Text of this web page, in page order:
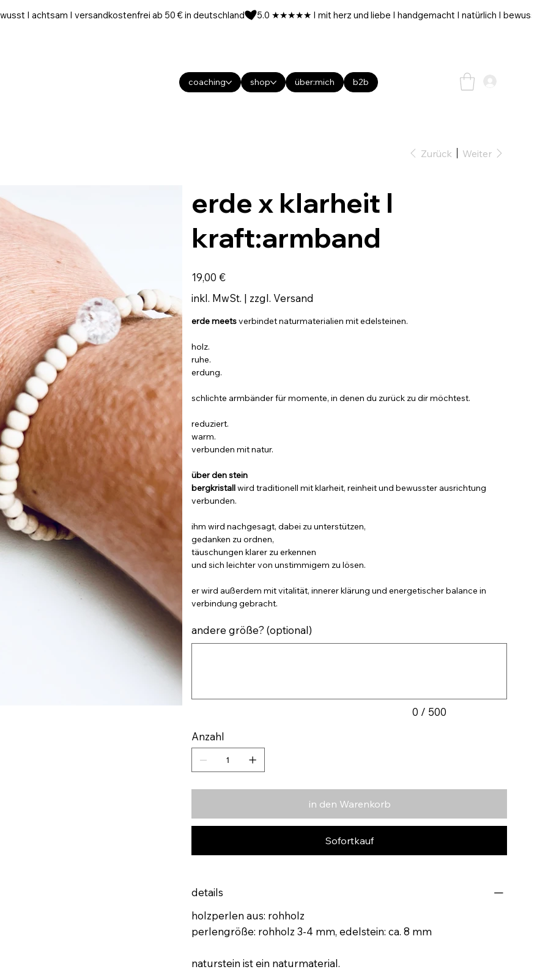
I achtsam I versandkostenfrei ab 50 € in deutschland
coaching shop über:mich b2b
Zurück Weiter
erde x klarheit I
kraft:armband
Preis
19,00 €
inkl. MwSt. | zzgl. Versand
erde meetsverbindet naturmaterialien mit edelsteinen.
holz.
ruhe.
erdung.
schlichte armbänder für momente, in denen du zurück zu dir möchtest.
reduziert.
warm.
verbunden mit natur.
über den stein
bergkristallwird traditionell mit klarheit, reinheit und bewusster ausrichtung
verbunden.
ihm wird nachgesagt, dabei zu unterstützen,
gedanken zu ordnen,
täuschungen klarer zu erkennen
und sich leichter von unstimmigem zu lösen.
er wird außerdem mit vitalität, innerer klärung und energetischer balance in
verbindung gebracht.
andere größe? (optional)
0 / 500
Anzahl
in den Warenkorb
Sofortkauf
details
holzperlen aus: rohholz
perlengröße: rohholz 3-4 mm, edelstein: ca. 8 mm
naturstein ist ein naturmaterial.